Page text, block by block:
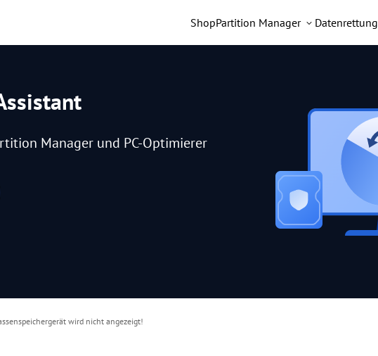
ShopPartition Manager Datenrettung
Manager und PC-Optimierer
wird nicht angezeigt!